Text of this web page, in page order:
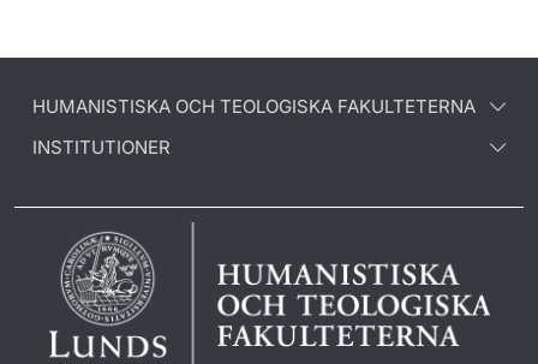
HUMANISTISKA OCH TEOLOGISKA FAKULTETERNA
INSTITUTIONER